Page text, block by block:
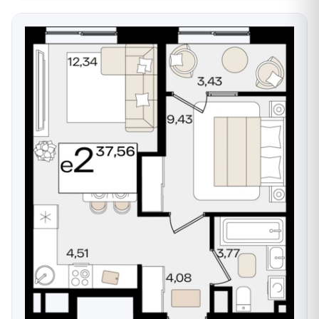
Установлены импульсные водомеры с
автоматической передачей данных.
Выполнена разводка системы отопления с
коллекторной схемой и установлены счётчики
Витражное остекление окон выполнено из
алюминиевого или металлопластикового
профиля (в зависимости от этажа).
Все квартиры оснащены современными IP-
домофонами и подключением к инженерным
Высота потолков:
2,75 м – на типовых этажах;
3,0–3,2 м – на последних этажах.
Такая подготовка позволяет новым владельцам
быстро приступить к реализации дизайнерских
решений и переехать в новое жильё.